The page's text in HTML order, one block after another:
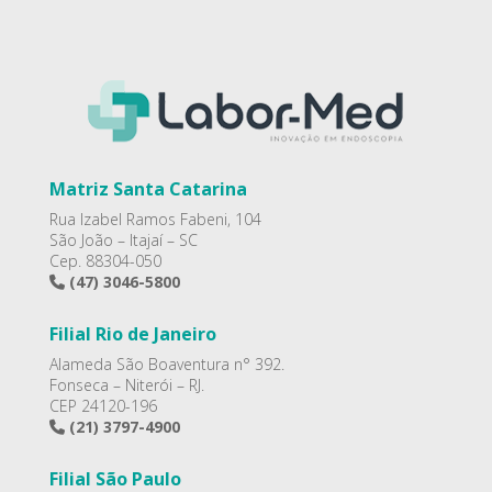
Matriz Santa Catarina
Rua Izabel Ramos Fabeni, 104
São João – Itajaí – SC
Cep. 88304-050
(47) 3046-5800
Filial Rio de Janeiro
Alameda São Boaventura n° 392.
Fonseca – Niterói – RJ.
CEP 24120-196
(21) 3797-4900
Filial São Paulo